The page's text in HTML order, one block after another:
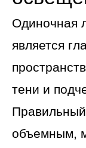
Одиночная
является
тени и
объемным,